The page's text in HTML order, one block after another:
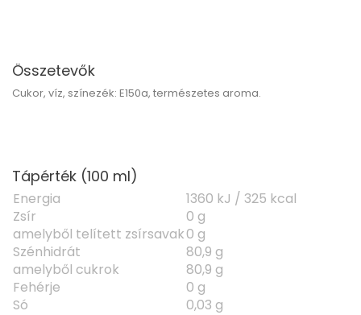
Összetevők
Cukor, víz, színezék: E150a, természetes aroma.
Tápérték (100 ml)
Energia
1360 kJ / 325 kcal
Zsír
0 g
amelyből telített zsírsavak0 g
Szénhidrát
80,9 g
amelyből cukrok
80,9 g
Fehérje
0 g
Só
0,03 g